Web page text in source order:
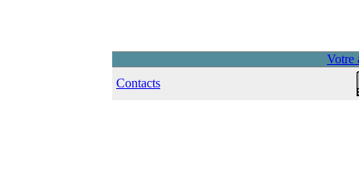
Votre
Contacts